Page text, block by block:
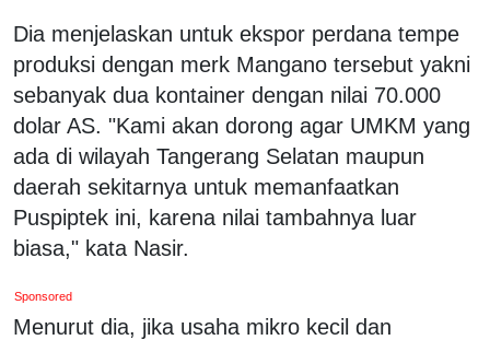
Dia menjelaskan untuk ekspor perdana tempe
produksi dengan merk Mangano tersebut yakni
sebanyak dua kontainer dengan nilai 70.000
dolar AS. "Kami akan dorong agar UMKM yang
ada di wilayah Tangerang Selatan maupun
daerah sekitarnya untuk memanfaatkan
Puspiptek ini, karena nilai tambahnya luar
biasa," kata Nasir.
Sponsored
Menurut dia, jika usaha mikro kecil dan